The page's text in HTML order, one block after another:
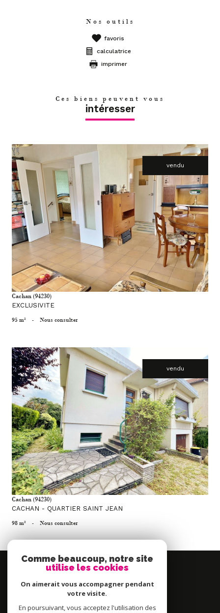
Nos outils
favoris
calculatrice
imprimer
Ces biens peuvent vous
intéresser
vendu
voir le bien
Cachan (94230)
EXCLUSIVITE
95 m² - Nous consulter
vendu
voir le bien
Cachan (94230)
CACHAN - QUARTIER SAINT JEAN
98 m² - Nous consulter
Se
espace propriétaire
Comme beaucoup, notre site
utilise les cookies
On aimerait vous accompagner pendant
votre visite.
En poursuivant, vous acceptez l'utilisation des